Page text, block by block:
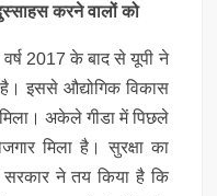
करने वालों को
2017 के बाद से यूपी ने
इससे औद्योगिक विकास
अकेले गीडा में पिछले
मिला है। सुरक्षा का
सरकार ने तय किया है कि